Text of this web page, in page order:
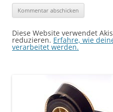
Diese Website verwendet
reduzieren. Erfahre, wie
verarbeitet werden.